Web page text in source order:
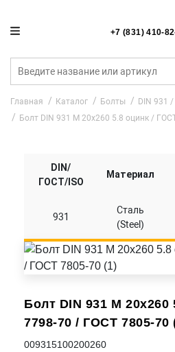
+7 (831) 410-
Главная Каталог Болты
DIN 931
Болт DIN 931 M 20x260 5.8 оцинк /
Болт DIN 931 M
7798-70 / ГОСТ 7805-70
009315100200260
DIN/
ГОСТ/ISO
Материал
931
Сталь
(Steel)